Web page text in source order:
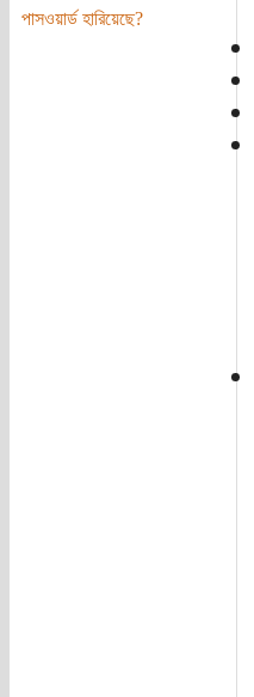
পাসওয়ার্ড হারিয়েছে?